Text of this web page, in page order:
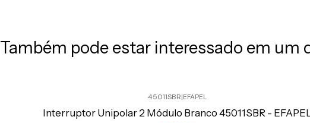
Também pode estar interessado em um
45011SBR|EFAPEL
Interruptor Unipolar 2 Módulo Branco 45011SBR -